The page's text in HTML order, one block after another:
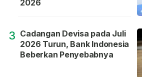
2026
3 Cadangan Devisa pada Juli
2026 Turun, Bank Indonesia
Beberkan Penyebabnya